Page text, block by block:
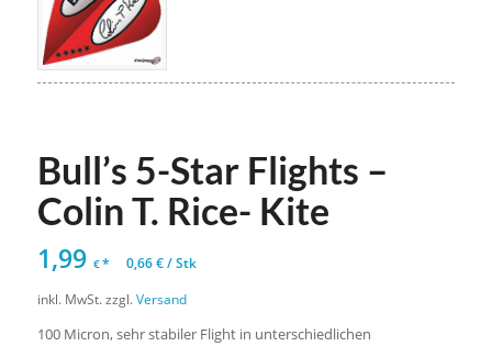
Bull’s 5-Star Flights –
Colin T. Rice- Kite
1,99 €* 0,66€/Stk
inkl. MwSt. zzgl.Versand
100 Micron, sehr stabiler Flight in unterschiedlichen